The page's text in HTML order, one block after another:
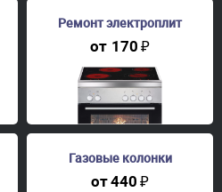
Ремонт электроплит
от 170₽
Газовые колонки
от440₽